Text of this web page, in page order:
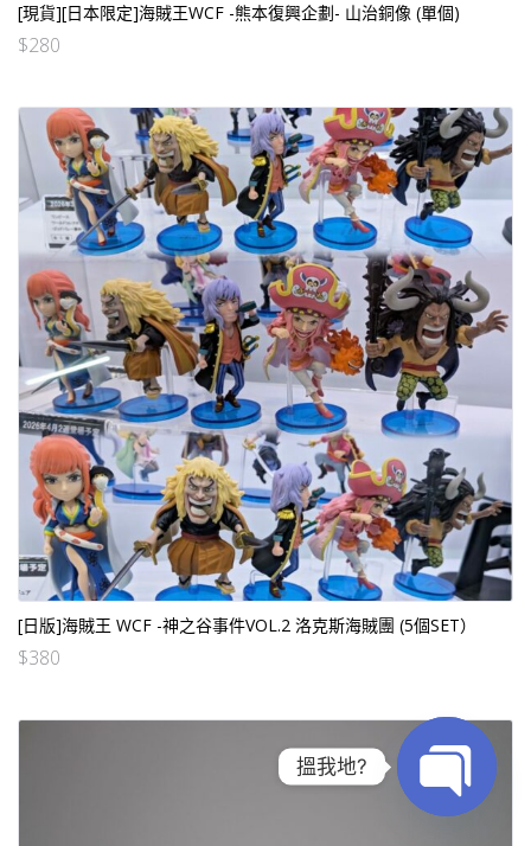
[現貨][日本限定]海賊王WCF -熊本復興企劃- 山治銅像 (單個)
$280
[日版]海賊王 WCF -神之谷事件VOL.2 洛克斯海賊團 (5個SET）
$380
搵我地?